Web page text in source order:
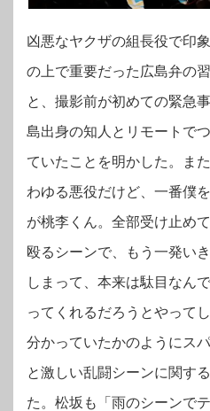
凶悪なヤクザの組長役で印
の上で重要だった広島弁の
と、撮影前が初めての緊急
島出身の知人とリモートで
ていたことを明かした。ま
わゆる悪役だけど、一番僕
が桃李くん。全部受け止め
殴るシーンで、もう一発い
しまって、本来は駄目なん
ってくれるだろうとやって
分かっていたかのようにス
と激しい乱闘シーンに関す
た。松坂も「雨のシーンで